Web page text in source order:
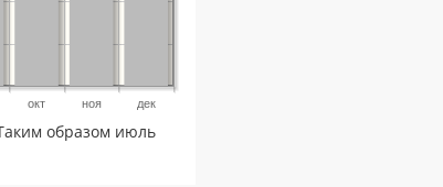
окт ноя дек
образом июль